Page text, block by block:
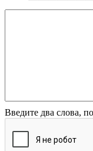
Введите два слова,